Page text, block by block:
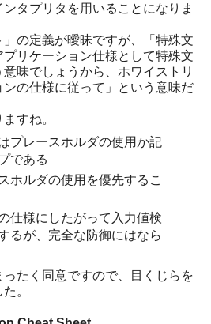
タプリタを用いることになりま
の定義が曖昧ですが、「特殊文
リケーション仕様として特殊文
味でしょうから、ホワイストリ
の仕様に従って」という意味だ
すね。
プレースホルダの使用か記
である
ホルダの使用を優先するこ
仕様にしたがって入力値検
るが、完全な防御にはなら
たく同意ですので、目くじらを
。